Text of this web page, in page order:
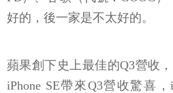
好的，後一家是不太好的。
蘋果創下史上最佳的Q3營收
iPhone SE帶來Q3營收驚喜